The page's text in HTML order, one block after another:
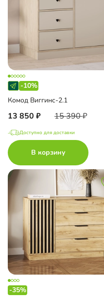
-10%
Комод Виггинс-2.1
13 850 15 390
Доступно для доставки
В корзину
-35%